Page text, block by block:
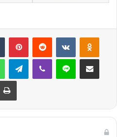
Tumblr PinterestReddit VKontakte
WhatsAppTelegramViber Line E-Posta ile
Yazdır